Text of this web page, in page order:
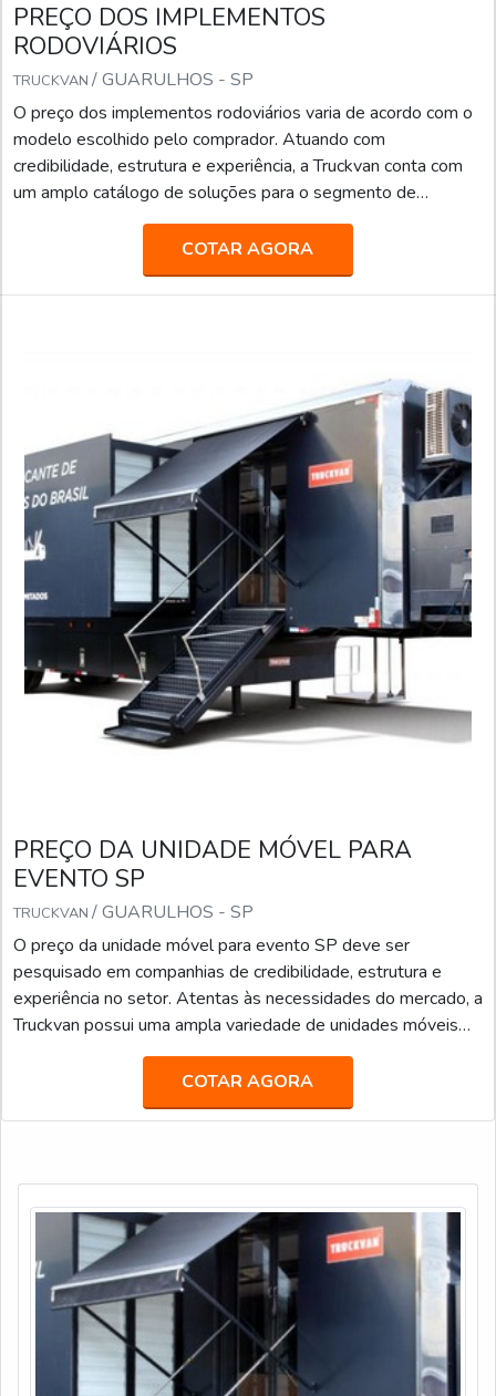
PREÇO DOS IMPLEMENTOS
RODOVIÁRIOS
TRUCKVAN / GUARULHOS - SP
O preço dos implementos rodoviários varia de acordo com o
modelo escolhido pelo comprador. Atuando com
credibilidade, estrutura e experiência, a Truckvan conta com
um amplo catálogo de soluções para o segmento de
transporte de pesados, tais como: Transporte de valores;
Semirreboque, bitrem e rodotrem sider; Piso móvel; Linha
Graneleira; Inloader; Furgão; Carroceria para transporte de
bebidas; Carga seca; Entre outros.Fundada em 1992, a
COTAR AGORA
PREÇO DA UNIDADE MÓVEL PARA
EVENTO SP
TRUCKVAN / GUARULHOS - SP
O preço da unidade móvel para evento SP deve ser
pesquisado em companhias de credibilidade, estrutura e
experiência no setor. Atentas às necessidades do mercado, a
Truckvan possui uma ampla variedade de unidades móveis
prontas no seu portfólio de locação, tais como: Veículos de
Luxo para Transporte Executivo (JetBus e JetVan); Food
Truck; Diversas carretas, caminhões e módulos (contêineres)
COTAR AGORA